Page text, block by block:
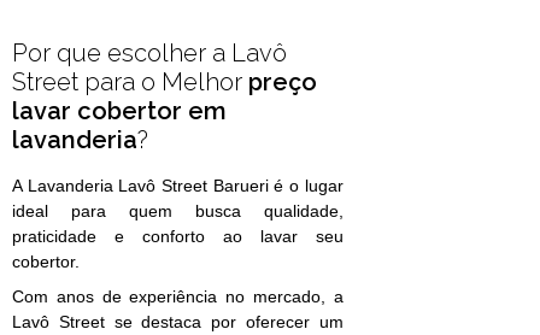
Por que escolher a Lavô
Street para o Melhor preço
lavar cobertor em
lavanderia?
A Lavanderia Lavô Street Barueri é o lugar
ideal para quem busca qualidade,
praticidade e conforto ao lavar seu
cobertor.
Com anos de experiência no mercado, a
Lavô Street se destaca por oferecer um